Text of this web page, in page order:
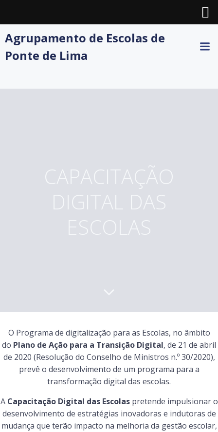
to
Agrupamento de Escolas de
Ponte de Lima
CAPACITAÇÃO
DIGITAL DAS
ESCOLAS
O Programa de digitalização para as Escolas, no âmbito
do Plano de Ação para a Transição Digital, de 21 de abril
de 2020 (Resolução do Conselho de Ministros n.º 30/2020),
prevê o desenvolvimento de um programa para a
transformação digital das escolas.
A Capacitação Digital das Escolaspretende impulsionar o
desenvolvimento de estratégias inovadoras e indutoras de
mudança que terão impacto na melhoria da gestão escolar,